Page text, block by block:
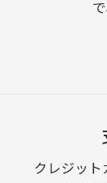
クレジット